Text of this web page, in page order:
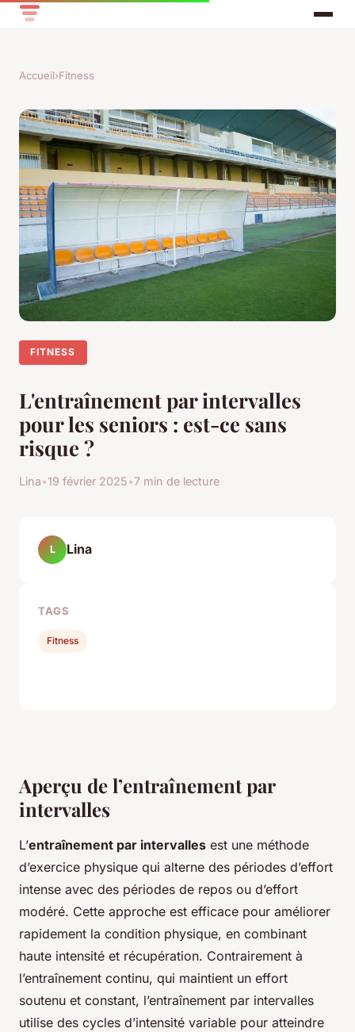
Accueil›Fitness
FITNESS
L'entraînement par intervalles
pour les seniors : est-ce sans
risque ?
Lina•19 février 2025•7 min de lecture
Aperçu de l’entraînement par
intervalles
L’entraînement par intervalles est une méthode
d’exercice physique qui alterne des périodes d’effort
intense avec des périodes de repos ou d’effort
modéré. Cette approche est efficace pour améliorer
rapidement la condition physique, en combinant
haute intensité et récupération. Contrairement à
l’entraînement continu, qui maintient un effort
soutenu et constant, l’entraînement par intervalles
utilise des cycles d’intensité variable pour atteindre
L Lina
TAGS
Fitness